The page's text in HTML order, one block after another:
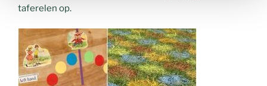
taferelen op.